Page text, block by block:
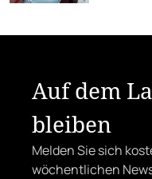
Auf dem
bleiben
Melden Sie sich
wöchentlichen